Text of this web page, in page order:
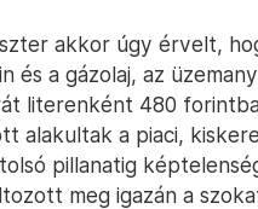
akkor úgy érvelt,
és a gázolaj, az
literenként 480
alakultak a piaci,
pillanatig
meg igazán a